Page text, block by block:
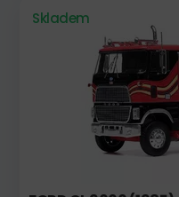
Skladem